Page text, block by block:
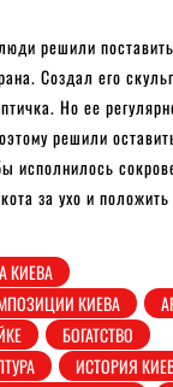
решили
Создал его
Но ее
решили
исполнилось
за ухо и
КИЕВА
КИЕВА
БОГАТСТВО
ИСТОРИЯ